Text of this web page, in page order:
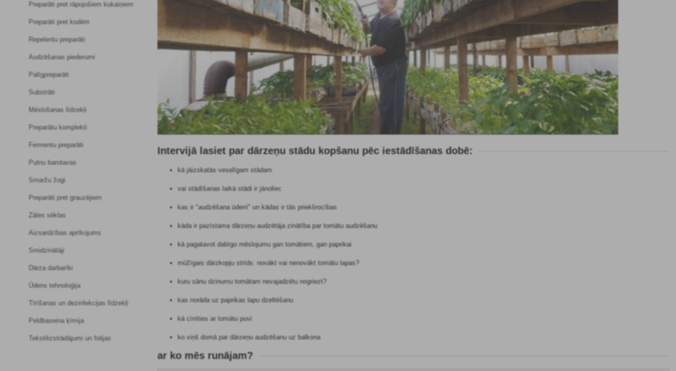
Preparāti pret rāpojošiem kukaiņiem
Preparāti pret kodēm
Repelentu preparāti
Audzēšanas piederumi
Palīgpreparāti
Substrāti
Mēslošanas līdzekļi
Preparātu komplekti
Fermentu preparāti
Putnu barotavas
Smaržu žogi
Preparāti pret grauzējiem
Zāles sēklas
Aizsardzības aprīkojums
Smidzinātāji
Dārza darbarīki
Ūdens tehnoloģija
Tīrīšanas un dezinfekcijas līdzekļi
Peldbaseina ķīmija
Tekstilizstrādājumi un folijas
Intervijā lasiet par dārzeņu stādu kopšanu pēc iestādīšanas dobē:
kā jāizskatās veselīgam stādam
vai stādīšanas laikā stādi ir jānoliec
kas ir "audzēšana ūdenī" un kādas ir tās priekšrocības
kāda ir pazīstama dārzeņu audzētāja zinātība par tomātu audzēšanu
kā pagatavot dabīgo mēslojumu gan tomātiem, gan paprikai
mūžīgais dārzkopju strīds: novākt vai nenovākt tomātu lapas?
kuru sānu dzinumu tomātam nevajadzētu nogriezt?
kas norāda uz paprikas lapu dzeltēšanu
kā cīnīties ar tomātu puvi
ko viņš domā par dārzeņu audzēšanu uz balkona
ar ko mēs runājam?